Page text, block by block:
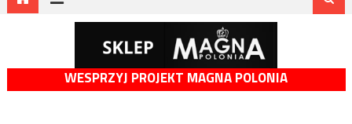
WESPRZYJ PROJEKT MAGNA POLONIA